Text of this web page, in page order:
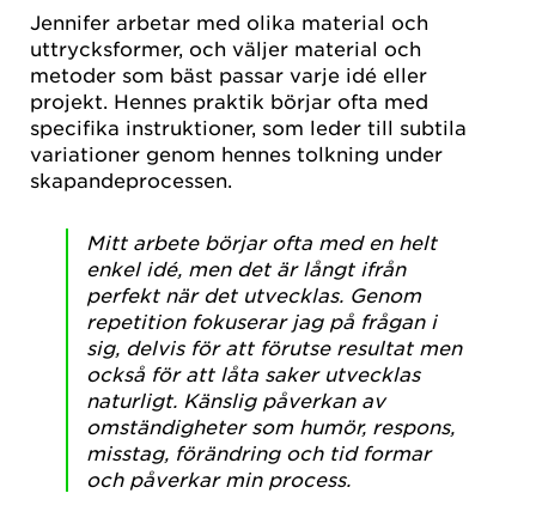
Jennifer arbetar med olika material och
uttrycksformer, och väljer material och
metoder som bäst passar varje idé eller
projekt. Hennes praktik börjar ofta med
specifika instruktioner, som leder till subtila
variationer genom hennes tolkning under
skapandeprocessen.
Mitt arbete börjar ofta med en helt
enkel idé, men det är långt ifrån
perfekt när det utvecklas. Genom
repetition fokuserar jag på frågan i
sig, delvis för att förutse resultat men
också för att låta saker utvecklas
naturligt. Känslig påverkan av
omständigheter som humör, respons,
misstag, förändring och tid formar
och påverkar min process.